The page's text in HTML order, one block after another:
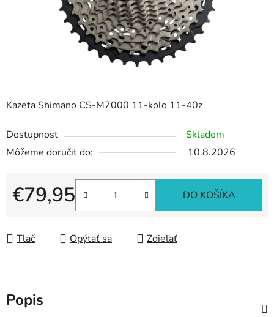
Kazeta Shimano CS-M7000 11-kolo 11-40z
Dostupnosť
Skladom
Môžeme doručiť do:
10.8.2026
€79,95
Jednotková cena:
DO KOŠÍKA
Tlač Opýtať sa Zdieľať
Popis